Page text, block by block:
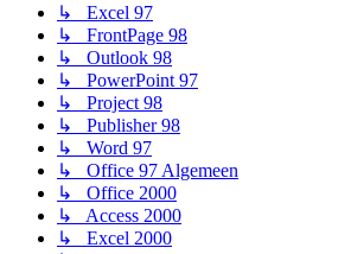
↳ Excel 97
↳ FrontPage 98
↳ Outlook 98
↳ PowerPoint 97
↳ Project 98
↳ Publisher 98
↳ Word 97
↳ Office 97 Algemeen
↳ Office 2000
↳ Access 2000
↳ Excel 2000